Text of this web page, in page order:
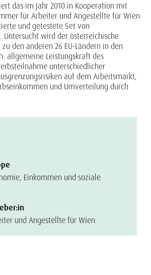
das im Jahr 2010 in Kooperation mit
für Arbeiter und Angestellte für Wien
und getestete Set von
Untersucht wird der österreichische
den anderen 26 EU-Ländern in den
allgemeine Leistungskraft des
unterschiedlicher
auf dem Arbeitsmarkt,
und Umverteilung durch
Einkommen und soziale
und Angestellte für Wien